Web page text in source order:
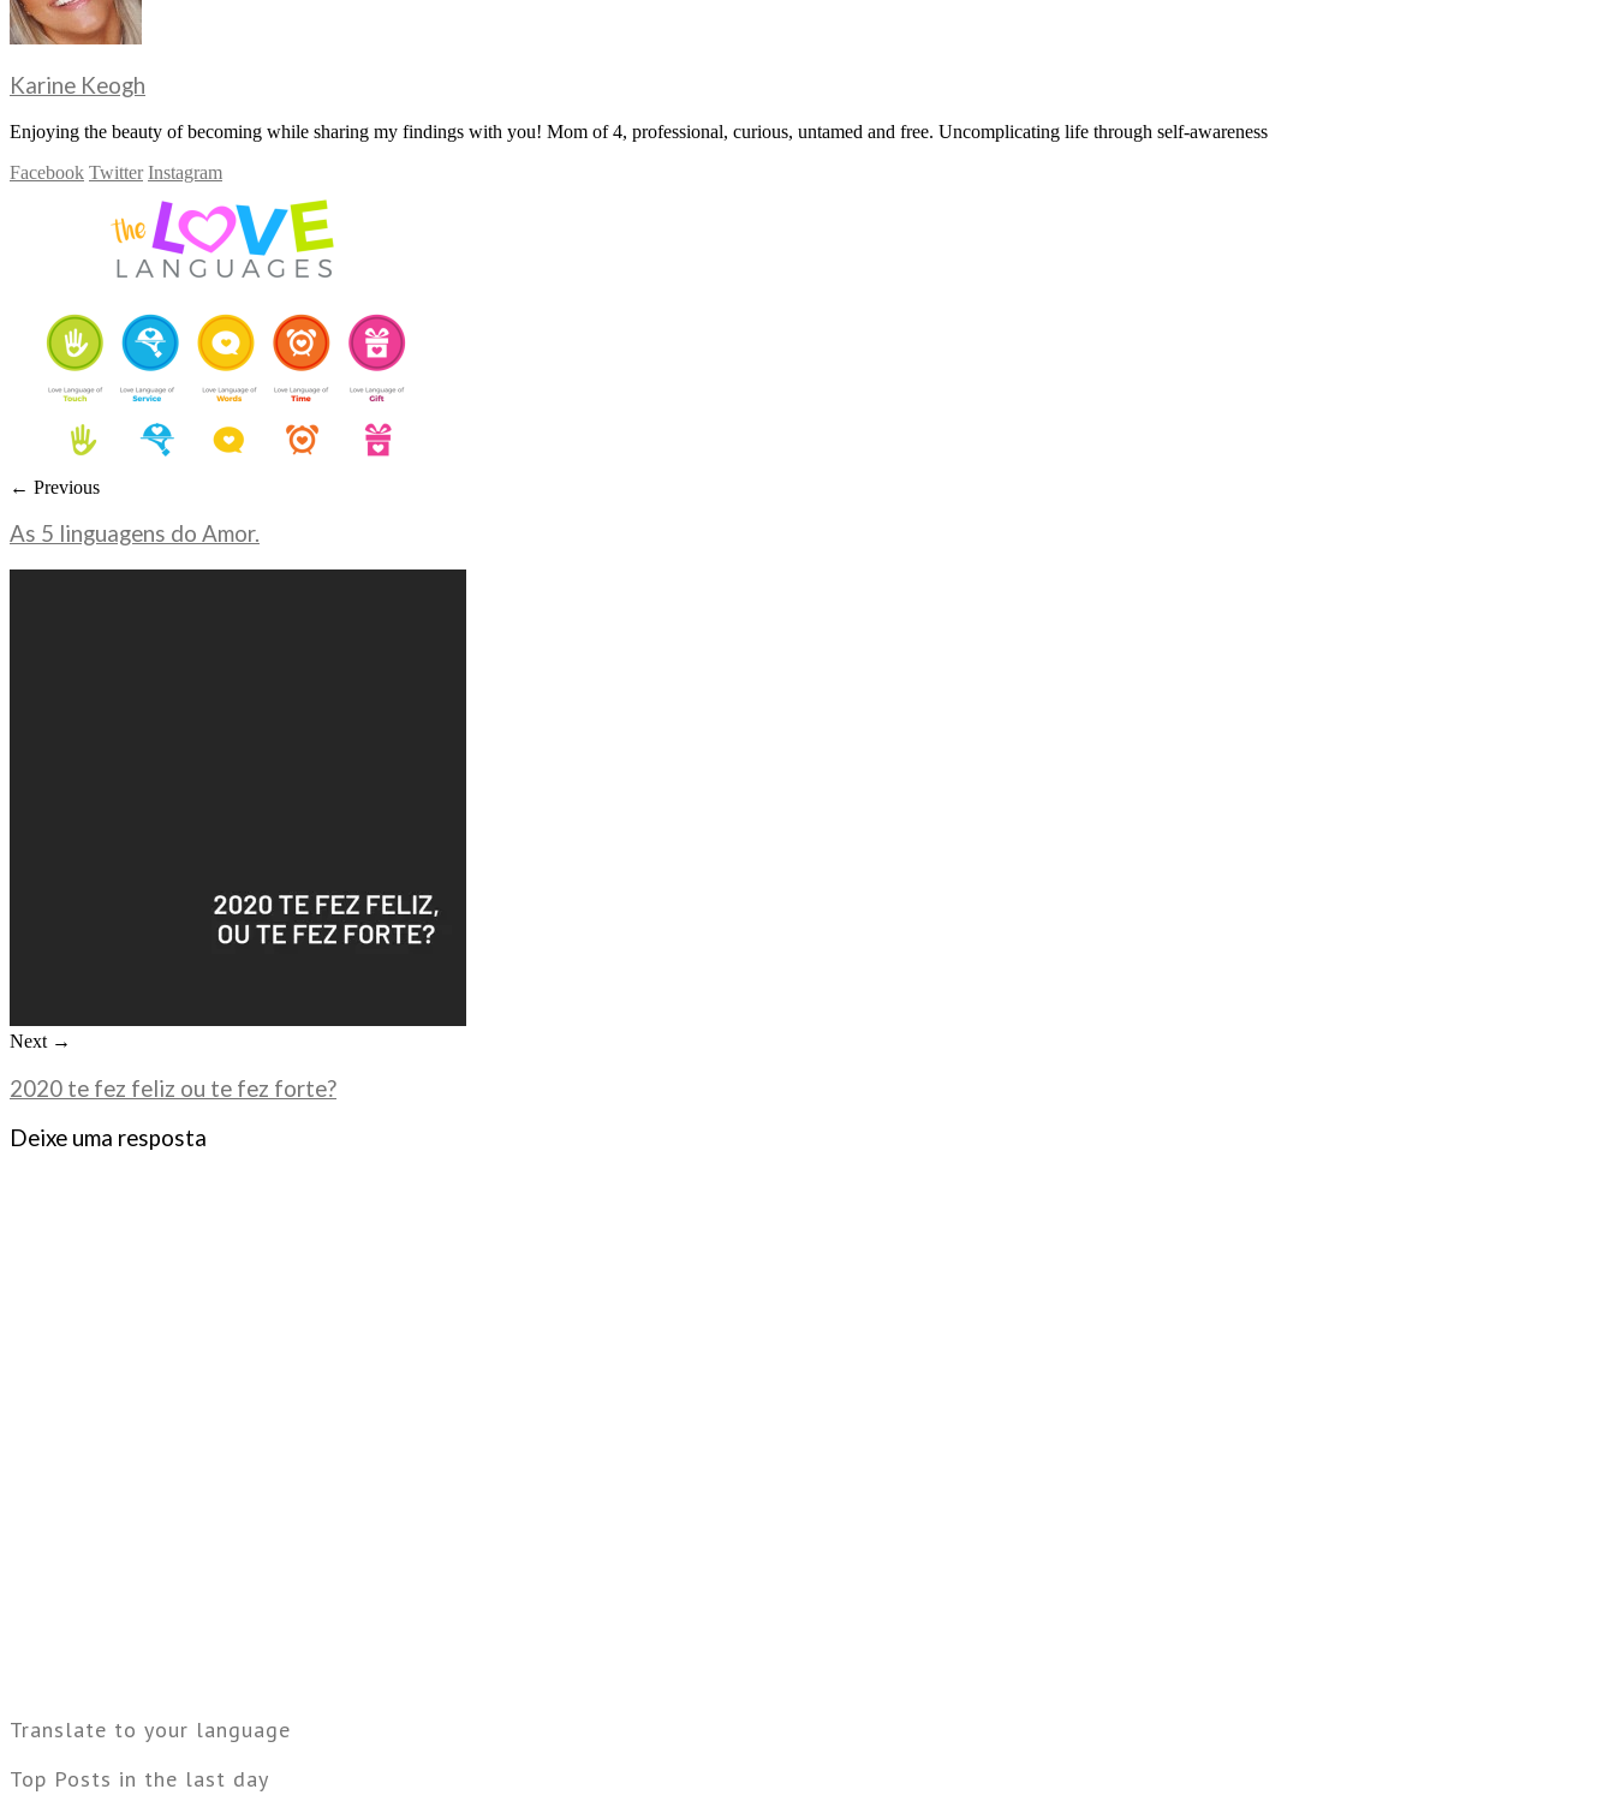
Karine Keogh
Enjoying the beauty of becoming while sharing my findings with you! Mom of 4, professional, curious, untamed and free. Uncomplicating life through self-awareness
Facebook Twitter Instagram
← Previous
As 5 linguagens do Amor.
Next →
2020 te fez feliz ou te fez forte?
Deixe uma resposta
Translate to your language
Top Posts in the last day